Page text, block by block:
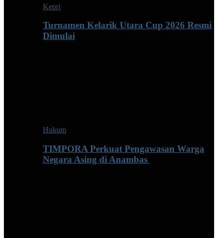
Kepri
Turnamen Kelarik Utara Cup 2026 Resmi
Dimulai
Hukum
TIMPORA Perkuat Pengawasan Warga
Negara Asing di Anambas ‎